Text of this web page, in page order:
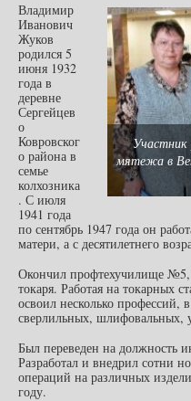
Участник
мятежа в
Владимир
Иванович
Жуков
родился 5
июня 1932
года в
деревне
Сергейцев
о
Ковровског
о района в
семье
колхозника
. С июля
1941 года
по сентябрь 1947 года он
матери, а с десятилетнего
Окончил профтехучилище №5,
токаря. Работая на токарных
освоил несколько профессий,
сверлильных, шлифовальных,
Был переведен на должность
Разработал и внедрил сотни
операций на различных
году.